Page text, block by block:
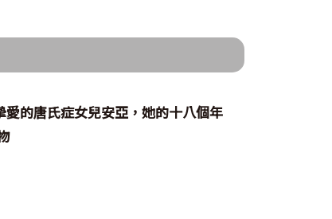
愛的唐氏症女兒安亞，她的十八個年